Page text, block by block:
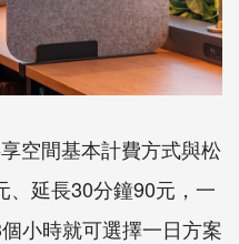
空間基本計費方式與松
、延長30分鐘90元，一
小時就可選擇一日方案